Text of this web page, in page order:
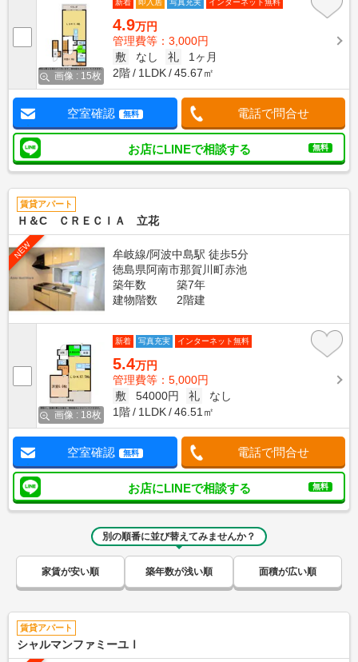
画像 : 15枚
新着 即入居 写真充実 インターネット無料
4.9万円
管理費等：3,000円
敷
なし 礼
1ヶ月
2階
1LDK 45.67㎡
空室確認 無料 電話で問合せ
お店にLINEで相談する 無料
賃貸アパート
Ｈ＆C ＣＲＥＣＩＡ 立花
NEW
牟岐線/阿波中島駅 徒歩5分
徳島県阿南市那賀川町赤池
築年数
築7年
建物階数
2階建
画像 : 18枚
新着 写真充実 インターネット無料
5.4万円
管理費等：5,000円
敷
54000円 礼
なし
1階
1LDK 46.51㎡
空室確認 無料 電話で問合せ
お店にLINEで相談する 無料
別の順番に並び替えてみませんか？
家賃が安い順 築年数が浅い順 面積が広い順
賃貸アパート
シャルマンファミーユⅠ